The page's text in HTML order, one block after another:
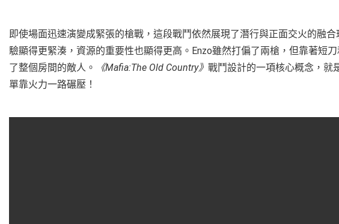
即使場面迅速演變成緊張的槍戰，這段戰鬥依然展現了潛行與正面交火的融
驗顯得更緊湊，資源的重要性也顯得更高。Enzo雖然打偏了兩槍，但靠著短
了整個房間的敵人。
《Mafia:The Old Country》 戰鬥設計的一項核心概念，就
單靠火力一路碾壓！